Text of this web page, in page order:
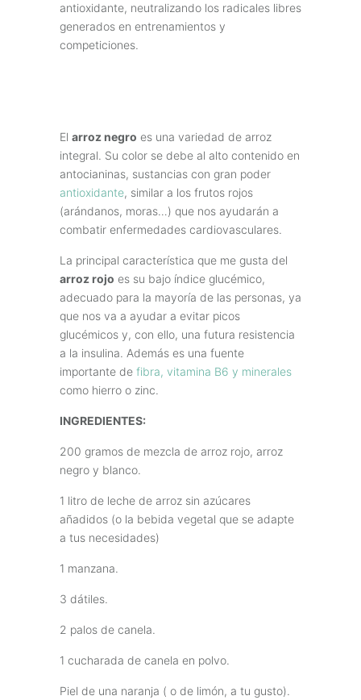
antioxidante, neutralizando los radicales libres
generados en entrenamientos y
competiciones.
El arroz negro es una variedad de arroz
integral. Su color se debe al alto contenido en
antocianinas, sustancias con gran poder
antioxidante, similar a los frutos rojos
(arándanos, moras…) que nos ayudarán a
combatir enfermedades cardiovasculares.
La principal característica que me gusta del
arroz rojo es su bajo índice glucémico,
adecuado para la mayoría de las personas, ya
que nos va a ayudar a evitar picos
glucémicos y, con ello, una futura resistencia
a la insulina. Además es una fuente
importante de fibra, vitamina B6 y minerales
como hierro o zinc.
INGREDIENTES:
200 gramos de mezcla de arroz rojo, arroz
negro y blanco.
1 litro de leche de arroz sin azúcares
añadidos (o la bebida vegetal que se adapte
a tus necesidades)
1 manzana.
3 dátiles.
2 palos de canela.
1 cucharada de canela en polvo.
Piel de una naranja ( o de limón, a tu gusto).